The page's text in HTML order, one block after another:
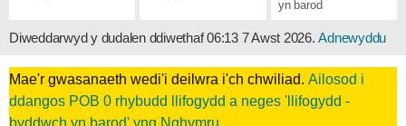
yn barod
Diweddarwyd y dudalen ddiwethaf06:13 7 Awst 2026.Adnewyddu
Mae'r gwasanaeth wedi'i deilwra i'ch chwiliad. Ailosod i
ddangos POB 0 rhybudd llifogydd a neges 'llifogydd -
byddwch yn barod' yng Nghymru.